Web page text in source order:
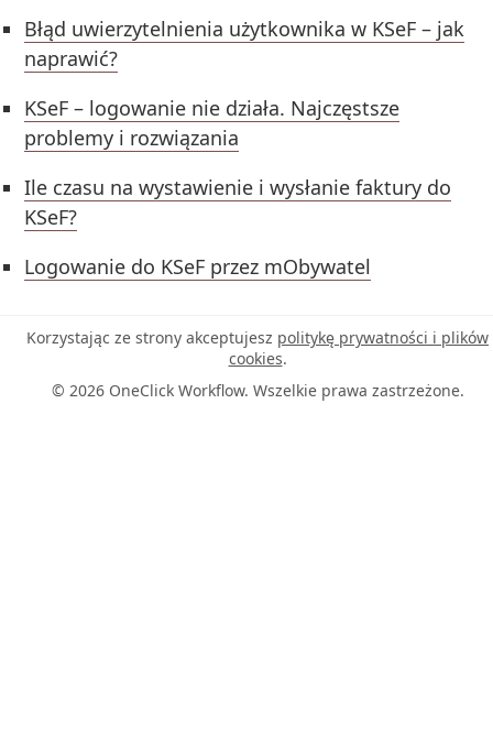
Błąd uwierzytelnienia użytkownika w KSeF – jak
naprawić?
KSeF – logowanie nie działa. Najczęstsze
problemy i rozwiązania
Ile czasu na wystawienie i wysłanie faktury do
KSeF?
Logowanie do KSeF przez mObywatel
Korzystając ze strony akceptujesz politykę prywatności i plików
cookies.
© 2026 OneClick Workflow. Wszelkie prawa zastrzeżone.